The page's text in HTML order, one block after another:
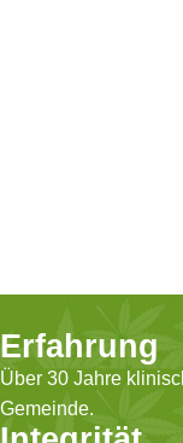
Erfahrung
Über 30 Jahre
Gemeinde.